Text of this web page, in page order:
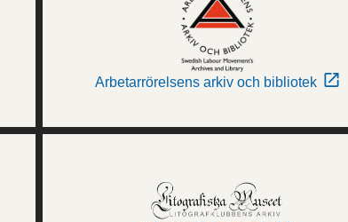
Arbetarrörelsens arkiv och bibliotek